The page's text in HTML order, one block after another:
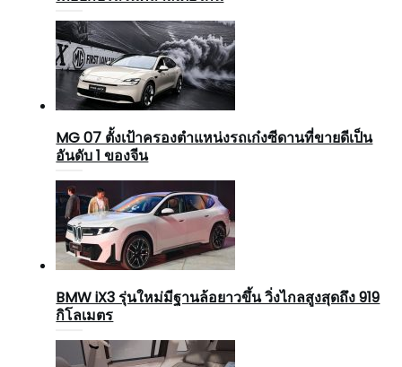
MG 07 ตั้งเป้าครองตำแหน่งรถเก๋งซีดานที่ขายดีเป็น
อันดับ 1 ของจีน
BMW iX3 รุ่นใหม่มีฐานล้อยาวขึ้น วิ่งไกลสูงสุดถึง 919
กิโลเมตร